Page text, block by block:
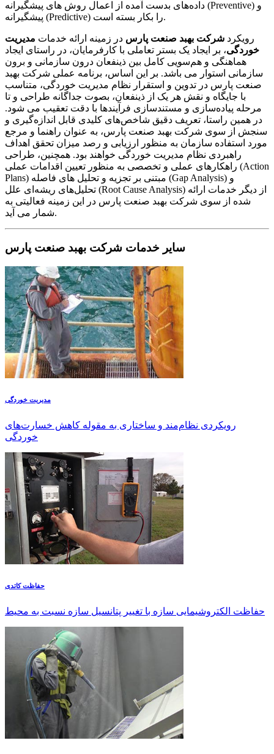
داده‌های بدست آمده از اعمال روش های پیشگیرانه (Preventive) و
پیشگیرانه (Predictive) را بکار بسته است.
رویکرد شرکت بهبد صنعت پارس در زمینه ارائه خدمات مدیریت
خوردگی، بر ایجاد یک بستر تعاملی با کارفرمایان، در راستای ایجاد
هماهنگی و هم‌سویی کامل بین ذینفعان درون سازمانی و برون
سازمانی استوار می باشد. بر این اساس، برنامه عملی شرکت بهبد
صنعت پارس در تدوین و استقرار نظام مدیریت خوردگی، متناسب
با جایگاه و نقش هر یک از ذینفعان، بصوت جداگانه طراحی و تا
مرحله پیاده‌سازی و مستندسازی فرآیندها با دقت تعقیب می شود.
در همین راستا، تعریف دقیق شاخص‌های کلیدی قابل اندازه‌گیری و
سنجش از سوی شرکت بهبد صنعت پارس، به عنوان راهنما و مرجع
مورد استفاده سازمان به منظور ارزیابی و رصد میزان تحقق اهداف
راهبردی نظام مدیریت خوردگی خواهند بود. همچنین، طراحی
راهکارهای عملی و تخصصی به منظور تعیین اقدامات عملی (Action
Plans) مبتنی بر تجزیه و تحلیل های فاصله (Gap Analysis) و
تحلیل‌های ریشه‌ای علل (Root Cause Analysis) از دیگر خدمات ارائه
شده از سوی شرکت بهبد صنعت پارس در این زمینه فعالیتی به
شمار می آید.
سایر خدمات شرکت بهبد صنعت پارس
مدیریت خوردگی
رویکردی نظام‌مند و ساختاری به مقوله کاهش خسارت‌های
خوردگی
حفاظت کاتدی
حفاظت الکتروشیمایی سازه با تغییر پتانسیل سازه نسبت به محیط